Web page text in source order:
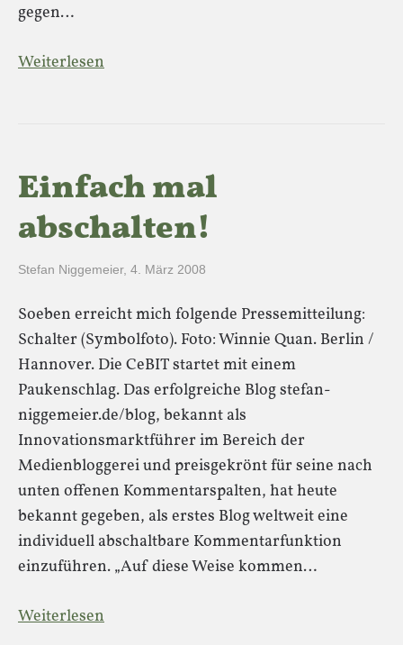
gegen…
Weiterlesen
Einfach mal
abschalten!
Stefan Niggemeier, 4. März 2008
Soeben erreicht mich folgende Pressemitteilung:
Schalter (Symbolfoto). Foto: Winnie Quan. Berlin /
Hannover. Die CeBIT startet mit einem
Paukenschlag. Das erfolgreiche Blog stefan-
niggemeier.de/blog, bekannt als
Innovationsmarktführer im Bereich der
Medienbloggerei und preisgekrönt für seine nach
unten offenen Kommentarspalten, hat heute
bekannt gegeben, als erstes Blog weltweit eine
individuell abschaltbare Kommentarfunktion
einzuführen. „Auf diese Weise kommen…
Weiterlesen